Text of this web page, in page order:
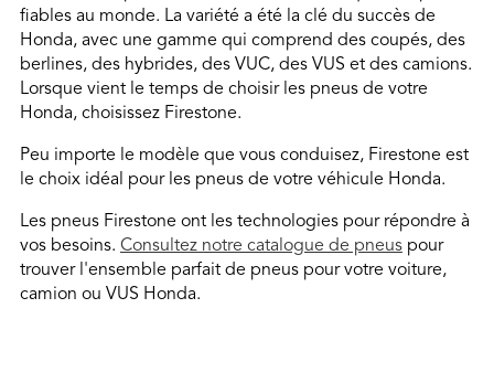
fiables au monde. La variété a été la clé du succès de
Honda, avec une gamme qui comprend des coupés, des
berlines, des hybrides, des VUC, des VUS et des camions.
Lorsque vient le temps de choisir les pneus de votre
Honda, choisissez Firestone.
Peu importe le modèle que vous conduisez, Firestone est
le choix idéal pour les pneus de votre véhicule Honda.
Les pneus Firestone ont les technologies pour répondre à
vos besoins. Consultez notre catalogue de pneuspour
trouver l'ensemble parfait de pneus pour votre voiture,
camion ou VUS Honda.